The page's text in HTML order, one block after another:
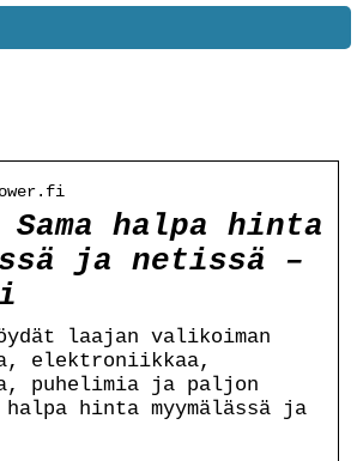
– Sama halpa hinta
ja netissä –
laajan valikoiman
elektroniikkaa,
puhelimia ja paljon
halpa hinta myymälässä ja